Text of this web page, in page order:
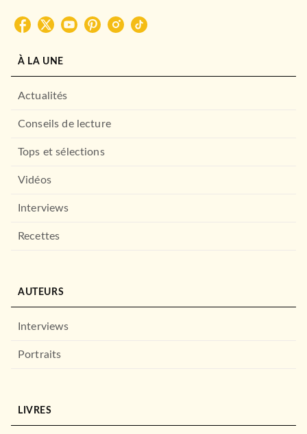
À LA UNE
Actualités
Conseils de lecture
Tops et sélections
Vidéos
Interviews
Recettes
AUTEURS
Interviews
Portraits
LIVRES